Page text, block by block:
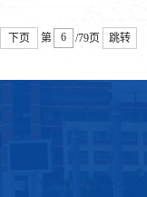
下页 第 /79页 跳转